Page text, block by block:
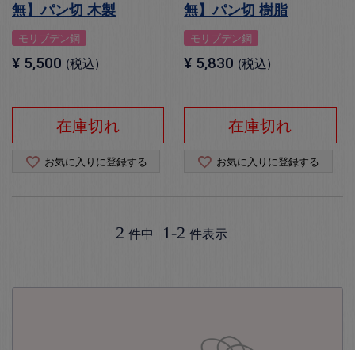
無】パン切 木製
モリブデン鋼
¥ 5,500 税込
在庫切れ
お気に入りに登録する
無】パン切 樹脂
モリブデン鋼
¥ 5,830 税込
在庫切れ
お気に入りに登録する
2 件中 1-2 件表示